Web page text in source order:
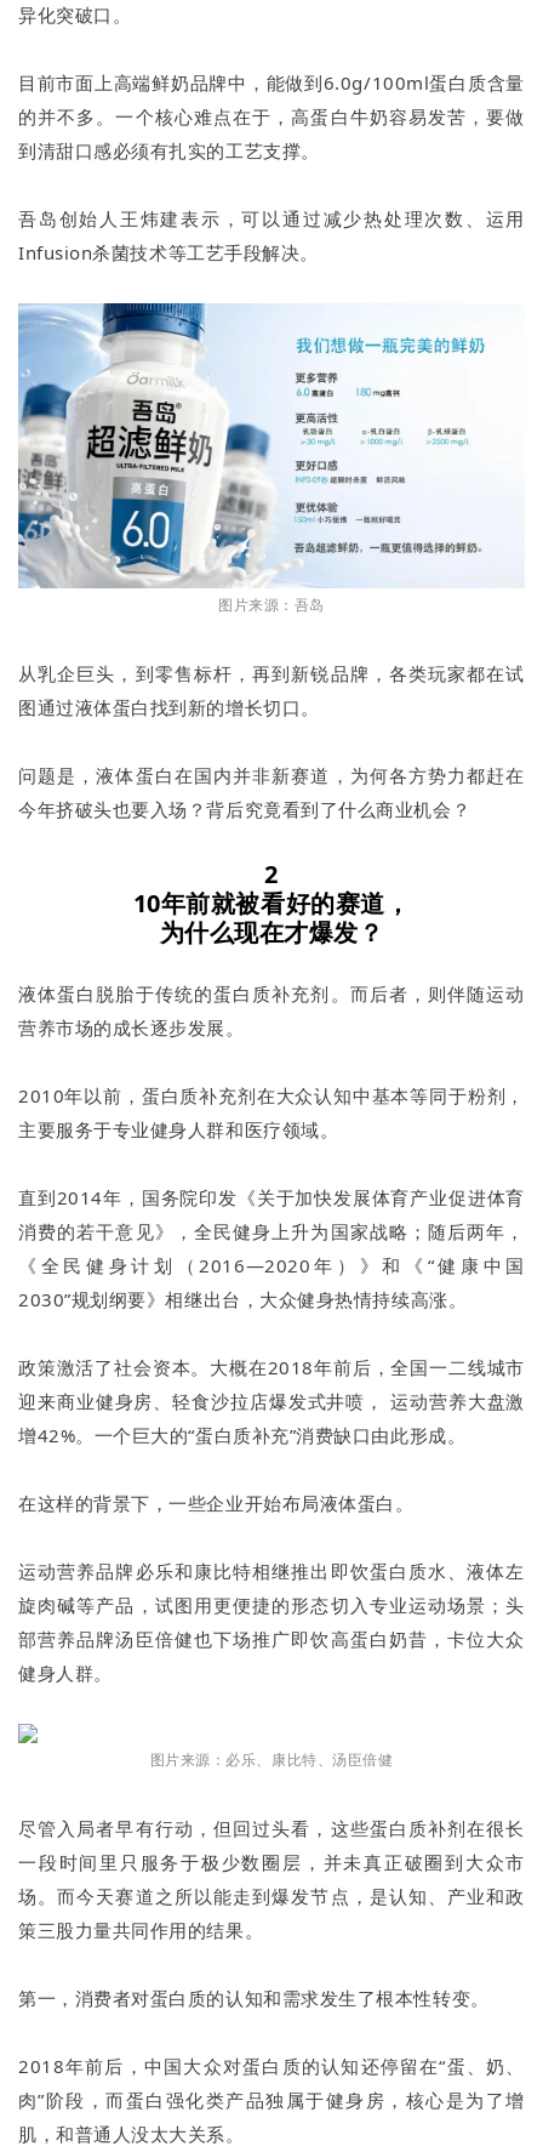
异化突破口。
目前市面上高端鲜奶品牌中，能做到6.0g/100ml蛋白质含量
的并不多。一个核心难点在于，高蛋白牛奶容易发苦，要做
到清甜口感必须有扎实的工艺支撑。
吾岛创始人王炜建表示，可以通过减少热处理次数、运用
Infusion杀菌技术等工艺手段解决。
图片来源：吾岛
从乳企巨头，到零售标杆，再到新锐品牌，各类玩家都在试
图通过液体蛋白找到新的增长切口。
问题是，液体蛋白在国内并非新赛道，为何各方势力都赶在
今年挤破头也要入场？背后究竟看到了什么商业机会？
2
10年前就被看好的赛道，
为什么现在才爆发？
液体蛋白脱胎于传统的蛋白质补充剂。而后者，则伴随运动
营养市场的成长逐步发展。
2010年以前，蛋白质补充剂在大众认知中基本等同于粉剂，
主要服务于专业健身人群和医疗领域。
直到2014年，国务院印发《关于加快发展体育产业促进体育
消费的若干意见》，全民健身上升为国家战略；随后两年，
《全民健身计划（2016—2020年）》和《“健康中国
2030”规划纲要》相继出台，大众健身热情持续高涨。
政策激活了社会资本。大概在2018年前后，全国一二线城市
迎来商业健身房、轻食沙拉店爆发式井喷， 运动营养大盘激
增42%。一个巨大的“蛋白质补充”消费缺口由此形成。
在这样的背景下，一些企业开始布局液体蛋白。
运动营养品牌必乐和康比特相继推出即饮蛋白质水、液体左
旋肉碱等产品，试图用更便捷的形态切入专业运动场景；头
部营养品牌汤臣倍健也下场推广即饮高蛋白奶昔，卡位大众
健身人群。
图片来源：必乐、康比特、汤臣倍健
尽管入局者早有行动，但回过头看，这些蛋白质补剂在很长
一段时间里只服务于极少数圈层，并未真正破圈到大众市
场。而今天赛道之所以能走到爆发节点，是认知、产业和政
策三股力量共同作用的结果。
第一，消费者对蛋白质的认知和需求发生了根本性转变。
2018年前后，中国大众对蛋白质的认知还停留在“蛋、奶、
肉”阶段，而蛋白强化类产品独属于健身房，核心是为了增
肌，和普通人没太大关系。